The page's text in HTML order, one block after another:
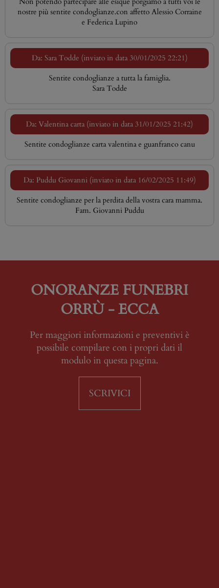
nostre più sentite condoglianze.con affetto Alessio Corraine
e Federica Lupino
Da: Sara Todde (inviato in data 30/01/2025 22:21)
Sentite condoglianze a tutta la famiglia.
Sara Todde
Da: Valentina carta (inviato in data 31/01/2025 21:42)
Sentite condoglianze carta valentina e guanfranco canu
Da: Puddu Giovanni (inviato in data 16/02/2025 11:49)
Sentite condoglianze per la perdita della vostra cara mamma.
Fam. Giovanni Puddu
ONORANZE FUNEBRI
ORRÙ - ECCA
Per maggiori informazioni e preventivi è
possibile compilare con i propri dati il
modulo in questa pagina.
SCRIVICI